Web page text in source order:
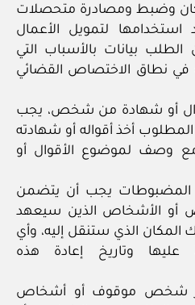
وضبط ومصادرة متحصلات
استخدامها لتمويل الأعمال
بيانات بالأسباب التي
في نطاق الاختصاص القضائي
أو شهادة من شخص، يجب
المطلوب أخذ أقواله أو شهادته
مع وصف لموضوع الأقوال أو
المضبوطات يجب أن يتضمن
أو الأشخاص الذين سيعهد
المكان الذي ستنقل إليه، وأي
عليها وتاريخ إعادة هذه
شخص موقوف أو أشخاص